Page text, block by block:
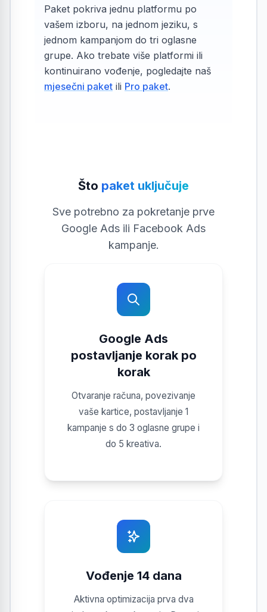
Paket pokriva jednu platformu po
vašem izboru, na jednom jeziku, s
jednom kampanjom do tri oglasne
grupe. Ako trebate više platformi ili
kontinuirano vođenje, pogledajte naš
mjesečni paket ili Pro paket.
Što paket uključuje
Sve potrebno za pokretanje prve
Google Ads ili Facebook Ads
kampanje.
Google Ads
postavljanje korak po
korak
Otvaranje računa, povezivanje
vaše kartice, postavljanje 1
kampanje s do 3 oglasne grupe i
do 5 kreativa.
Vođenje 14 dana
Aktivna optimizacija prva dva